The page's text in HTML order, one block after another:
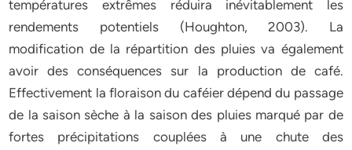
températures extrêmes réduira inévitablement les
rendements potentiels (Houghton, 2003). La
modification de la répartition des pluies va également
avoir des conséquences sur la production de café.
Effectivement la floraison du caféier dépend du passage
de la saison sèche à la saison des pluies marqué par de
fortes précipitations couplées à une chute des